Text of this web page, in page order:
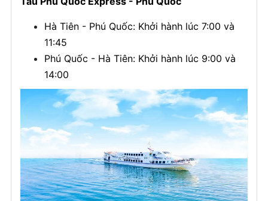
Hà Tiên - Phú Quốc: Khởi hành lúc 7:00 và
11:45
Phú Quốc - Hà Tiên: Khởi hành lúc 9:00 và
14:00